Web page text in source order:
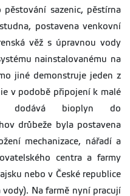
sazenic, pěstírna
postavena venkovní
věž s úpravnou vody
nainstalovanému na
jiné demonstruje jeden z
v podobě připojení k malé
dodává bioplyn do
drůbeže byla postavena
mechanizace, nářadí a
centra a farmy
nebo v České republice
vody). Na farmě nyní pracují